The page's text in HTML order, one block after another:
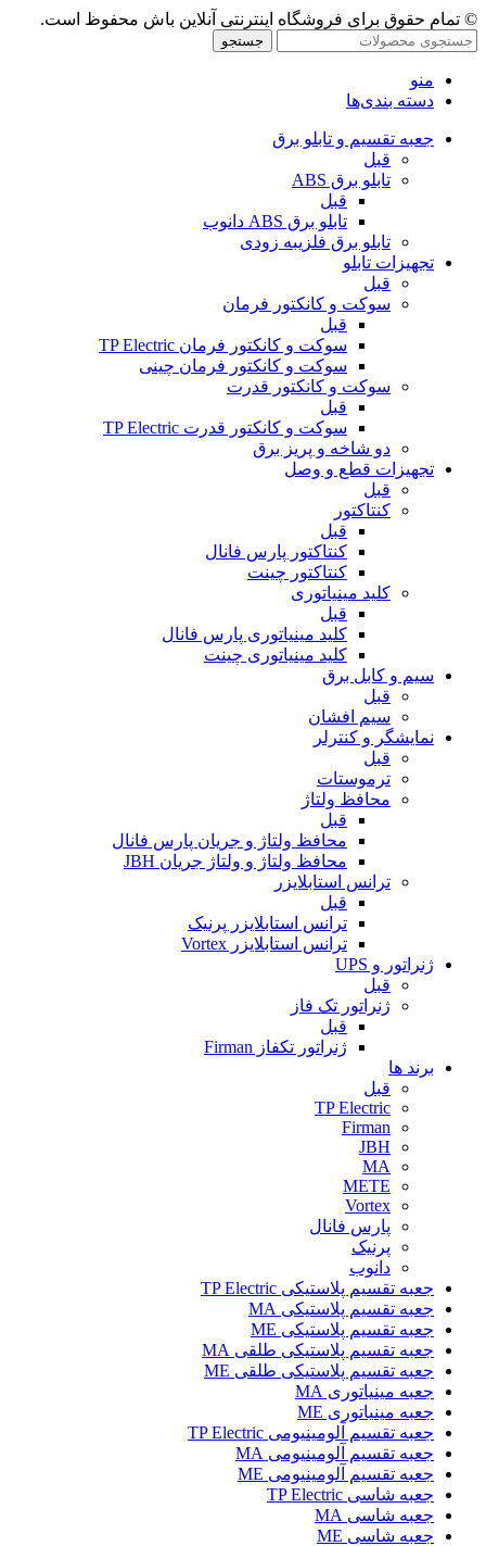
© تمام حقوق برای فروشگاه اینترنتی آنلاین باش محفوظ است.
جستجو
منو
دسته بندی‌ها
جعبه تقسیم و تابلو برق
قبل
تابلو برق ABS
قبل
تابلو برق ABS دانوب
تابلو برق فلزیبه زودی
تجهیزات تابلو
قبل
سوکت و کانکتور فرمان
قبل
سوکت و کانکتور فرمان TP Electric
سوکت و کانکتور فرمان چینی
سوکت و کانکتور قدرت
قبل
سوکت و کانکتور قدرت TP Electric
دو شاخه و پریز برق
تجهیزات قطع و وصل
قبل
کنتاکتور
قبل
کنتاکتور پارس فانال
کنتاکتور چینت
کلید مینیاتوری
قبل
کلید مینیاتوری پارس فانال
کلید مینیاتوری چینت
سیم و کابل برق
قبل
سیم افشان
نمایشگر و کنترلر
قبل
ترموستات
محافظ ولتاژ
قبل
محافظ ولتاژ و جریان پارس فانال
محافظ ولتاژ و ولتاژ جریان JBH
ترانس استابلایزر
قبل
ترانس استابلایزر پرنیک
ترانس استابلایزر Vortex
ژنراتور و UPS
قبل
ژنراتور تک فاز
قبل
ژنراتور تکفاز Firman
برند ها
قبل
TP Electric
Firman
JBH
MA
METE
Vortex
پارس فانال
پرنیک
دانوب
جعبه تقسیم پلاستیکی TP Electric
جعبه تقسیم پلاستیکی MA
جعبه تقسیم پلاستیکی ME
جعبه تقسیم پلاستیکی طلقی MA
جعبه تقسیم پلاستیکی طلقی ME
جعبه مینیاتوری MA
جعبه مینیاتوری ME
جعبه تقسیم آلومینیومی TP Electric
جعبه تقسیم آلومینیومی MA
جعبه تقسیم آلومینیومی ME
جعبه شاسی TP Electric
جعبه شاسی MA
جعبه شاسی ME